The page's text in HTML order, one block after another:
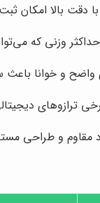
با دقت بالا
وزنی که
و خوانا باعث
ترازوهای
مقاوم و طراحی